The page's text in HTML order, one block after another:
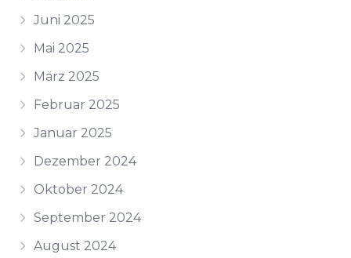
Juni 2025
Mai 2025
März 2025
Februar 2025
Januar 2025
Dezember 2024
Oktober 2024
September 2024
August 2024